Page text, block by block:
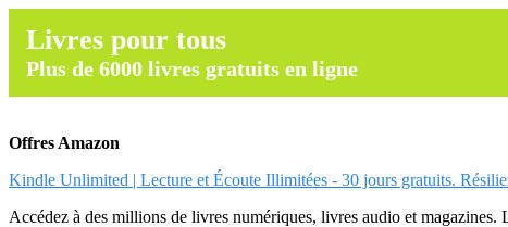
Livres pour tous
Plus de 6000 livres gratuits en ligne
Offres Amazon
Kindle Unlimited | Lecture et Écoute Illimitées - 30 jours gratuits.
Accédez à des millions de livres numériques, livres audio et